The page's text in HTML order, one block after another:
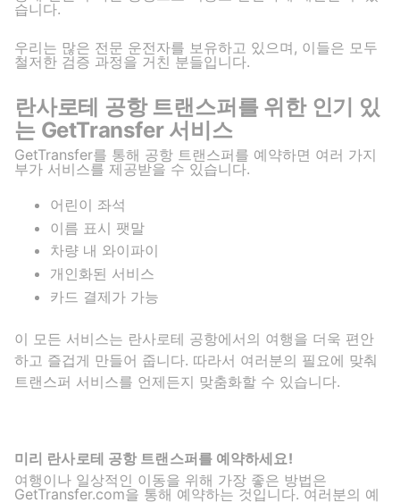
습니다.
우리는 많은 전문 운전자를 보유하고 있으며, 이들은 모두
철저한 검증 과정을 거친 분들입니다.
란사로테 공항 트랜스퍼를 위한 인기 있
는 GetTransfer 서비스
GetTransfer를 통해 공항 트랜스퍼를 예약하면 여러 가지
부가 서비스를 제공받을 수 있습니다.
어린이 좌석
이름 표시 팻말
차량 내 와이파이
개인화된 서비스
카드 결제가 가능
이 모든 서비스는 란사로테 공항에서의 여행을 더욱 편안
하고 즐겁게 만들어 줍니다. 따라서 여러분의 필요에 맞춰
트랜스퍼 서비스를 언제든지 맞춤화할 수 있습니다.
미리 란사로테 공항 트랜스퍼를 예약하세요!
여행이나 일상적인 이동을 위해 가장 좋은 방법은
GetTransfer.com을 통해 예약하는 것입니다. 여러분의 예